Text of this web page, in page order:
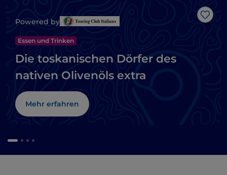
Like
Powered by
Essen und Trinken
Die toskanischen Dörfer des
nativen Olivenöls extra
Mehr erfahren